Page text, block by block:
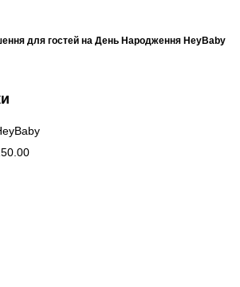
для гостей на День Народження HeyBaby